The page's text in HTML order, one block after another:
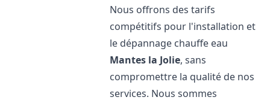
Nous offrons des tarifs
compétitifs pour l'installation et
le dépannage chauffe eau
Mantes la Jolie, sans
compromettre la qualité de nos
services. Nous sommes